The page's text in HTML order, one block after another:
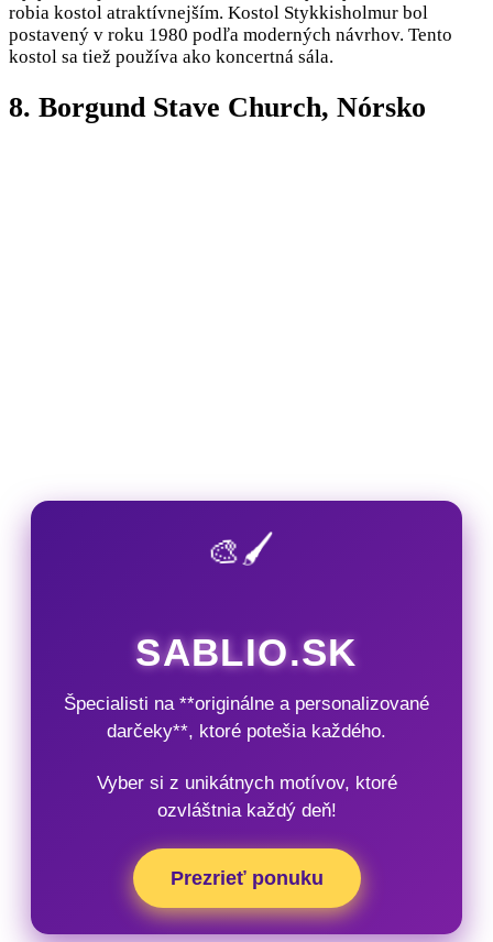
robia kostol atraktívnejším. Kostol Stykkisholmur bol
postavený v roku 1980 podľa moderných návrhov. Tento
kostol sa tiež používa ako koncertná sála.
8. Borgund Stave Church, Nórsko
🎨🖌️
SABLIO.SK
Špecialisti na **originálne a personalizované
darčeky**, ktoré potešia každého.
Vyber si z unikátnych motívov, ktoré
ozvláštnia každý deň!
Prezrieť ponuku